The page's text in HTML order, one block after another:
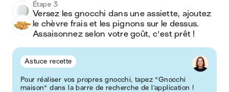
Étape 3
Versez les gnocchi dans une assiette, ajoutez
le chèvre frais et les pignons sur le dessus.
Assaisonnez selon votre goût, c'est prêt !
Astuce recette
Pour réaliser vos propres gnocchi, tapez "Gnocchi
maison" dans la barre de recherche de l’application !